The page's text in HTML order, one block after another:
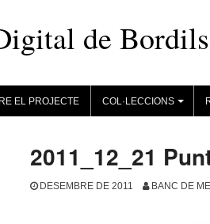
de Bordils
EL PROJECTE
+
COL·LECCIONS
2011_12_21
DESEMBRE DE 2011 BANC DE